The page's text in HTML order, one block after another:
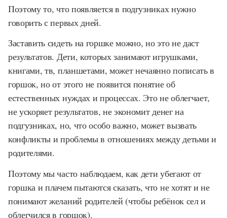
Поэтому то, что появляется в подгузниках нужно
говорить с первых дней.
Заставить сидеть на горшке можно, но это не даст
результатов. Дети, которых занимают игрушками,
книгами, тв, планшетами, может нечаянно пописать в
горшок, но от этого не появится понятие об
естественных нуждах и процессах. Это не облегчает,
не ускоряет результатов, не экономит денег на
подгузниках, но, что особо важно, может вызвать
конфликты и проблемы в отношениях между детьми и
родителями.
Поэтому мы часто наблюдаем, как дети убегают от
горшка и плачем пытаются сказать, что не хотят и не
понимают желаний родителей (чтобы ребёнок сел и
облегчился в горшок).